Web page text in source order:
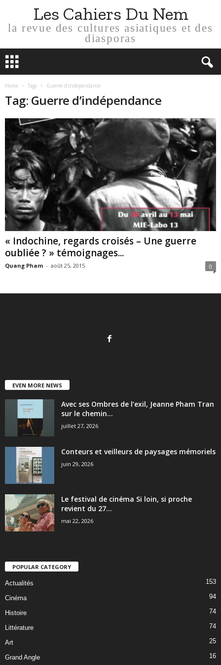
Les Cahiers Du Nem
la revue des cultures asiatiques et des
diasporas
Home Tags Guerre d’indépendance
Tag: Guerre d’indépendance
« Indochine, regards croisés – Une guerre
oubliée ? » témoignages...
Quang Pham - août 25, 2015 0
EVEN MORE NEWS
Avec ses Ombres de l’exil, Jeanne Pham Tran
sur le chemin...
juillet 27, 2026
Conteurs et veilleurs de paysages mémoriels
juin 29, 2026
Le festival de cinéma Si loin, si proche
revient du 27...
mai 22, 2026
POPULAR CATEGORY
Actualités 153
Cinéma 94
Histoire 74
Littérature 74
Art 25
Grand Angle 16